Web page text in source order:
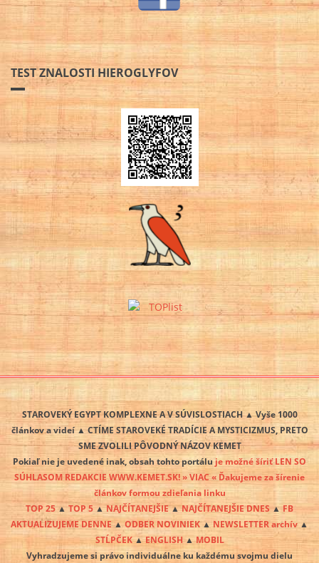
TEST ZNALOSTI HIEROGLYFOV
STAROVEKÝ EGYPT KOMPLEXNE A V SÚVISLOSTIACH ▲ Vyše 1000
článkov a videí ▲ CTÍME STAROVEKÉ TRADÍCIE A MYSTICIZMUS, PRETO
SME ZVOLILI PÔVODNÝ NÁZOV KEMET
Pokiaľ nie je uvedené inak, obsah tohto portálu je možné šíriť LEN SO
SÚHLASOM REDAKCIE WWW.KEMET.SK! » VIAC « Ďakujeme za šírenie
článkov formou zdieľania linku
TOP 25 ▲ TOP 5▲NAJČÍTANEJŠIE▲NAJČÍTANEJŠIE DNES ▲FB
AKTUALIZUJEME DENNE▲ODBER NOVINIEK▲ NEWSLETTER archív ▲
STĹPČEK▲ENGLISH▲MOBIL
Vyhradzujeme si právo individuálne ku každému svojmu dielu